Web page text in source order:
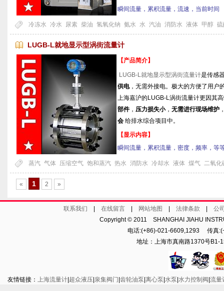
瞬间流量，累积流量，流速，当前时间
冷冻水 冷水 尿素 柴油 氢氧化钠 氨水 水 汽油 消防水 液体 甲醇
LUGB-L就地显示型涡街流量计
【产品简介】
LUGB-L就地显示型涡街流量计是传感
供电，无需外接电。极大的方便了用户
上海嘉沪的LUGB-L涡街流量计更因其
部件， 压力损失小， 无需进行现场维护
会 给排水综合项目中。
【显示内容】
瞬间流量，累积流量，密度，频率，等
蒸汽 气体 压缩空气 饱和蒸汽 热水 消防水 冷却水 液体 煤气 二氧化
« 1 2 »
联系我们 在线留言 网站地图 法律条款
公
Copyright © 2011 SHANGHAI JIAHU
电话:(+86)-021-6609,1293 传真
地址：上海市真南路1370号B1-
友情链接： 上海流量计 超众液压 泉集阀门 齿轮油泵 离心泵 水泵 水力控制阀 流量